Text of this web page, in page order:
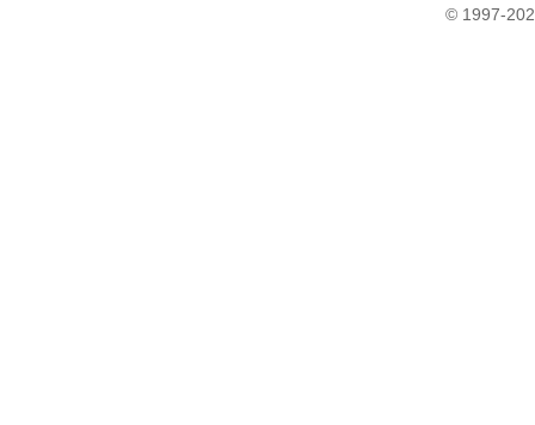
© 1997-